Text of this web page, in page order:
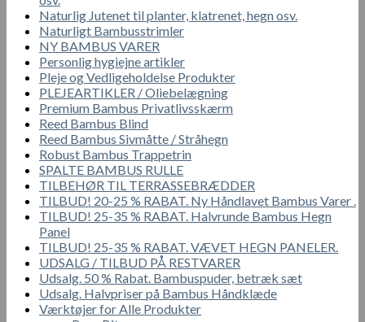
Naturlig Jutenet til planter, klatrenet, hegn osv.
Naturligt Bambusstrimler
NY BAMBUS VARER
Personlig hygiejne artikler
Pleje og Vedligeholdelse Produkter
PLEJEARTIKLER / Oliebelægning
Premium Bambus Privatlivsskærm
Reed Bambus Blind
Reed Bambus Sivmåtte / Stråhegn
Robust Bambus Trappetrin
SPALTE BAMBUS RULLE
TILBEHØR TIL TERRASSEBRÆDDER
TILBUD! 20-25 % RABAT. Ny Håndlavet Bambus Varer .
TILBUD! 25-35 % RABAT. Halvrunde Bambus Hegn
Panel
TILBUD! 25-35 % RABAT. VÆVET HEGN PANELER.
UDSALG / TILBUD PÅ RESTVARER
Udsalg. 50 % Rabat. Bambuspuder, betræk sæt
Udsalg. Halvpriser på Bambus Håndklæde
Værktøjer for Alle Produkter